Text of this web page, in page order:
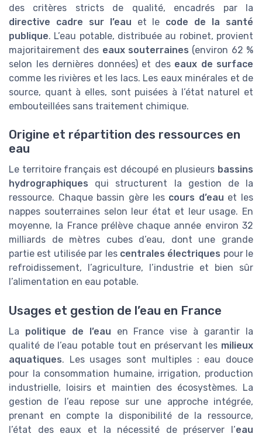
des critères stricts de qualité, encadrés par la
directive cadre sur l’eau et le code de la santé
publique. L’eau potable, distribuée au robinet, provient
majoritairement des eaux souterraines (environ 62 %
selon les dernières données) et des eaux de surface
comme les rivières et les lacs. Les eaux minérales et de
source, quant à elles, sont puisées à l’état naturel et
embouteillées sans traitement chimique.
Origine et répartition des ressources en
eau
Le territoire français est découpé en plusieurs bassins
hydrographiques qui structurent la gestion de la
ressource. Chaque bassin gère les cours d’eau et les
nappes souterraines selon leur état et leur usage. En
moyenne, la France prélève chaque année environ 32
milliards de mètres cubes d’eau, dont une grande
partie est utilisée par les centrales électriques pour le
refroidissement, l’agriculture, l’industrie et bien sûr
l’alimentation en eau potable.
Usages et gestion de l’eau en France
La politique de l’eau en France vise à garantir la
qualité de l’eau potable tout en préservant les milieux
aquatiques. Les usages sont multiples : eau douce
pour la consommation humaine, irrigation, production
industrielle, loisirs et maintien des écosystèmes. La
gestion de l’eau repose sur une approche intégrée,
prenant en compte la disponibilité de la ressource,
l’état des eaux et la nécessité de préserver l’eau